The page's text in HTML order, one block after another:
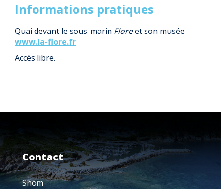
Informations pratiques
Quai devant le sous-marin Floreet son musée
www.la-flore.fr
Accès libre.
Contact
Shom